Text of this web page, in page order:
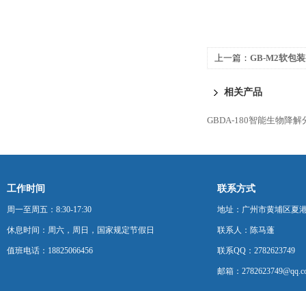
上一篇： GB-M2软包
相关产品
GBDA-180智能生物降解
工作时间
周一至周五：8:30-17:30
休息时间：周六，周日，国家规定节假日
值班电话：18825066456
联系方式
地址：广州市黄埔区夏
联系人：陈马蓬
联系QQ：2782623749
邮箱：